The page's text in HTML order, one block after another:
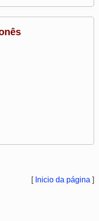
[ Inicio da página ]